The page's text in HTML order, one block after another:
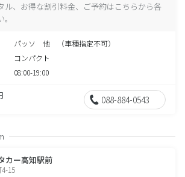
ル、お得な割引料金、ご予約はこちらから各
パッソ 他 （車種指定不可）
コンパクト
08:00-19:00
088-884-0543
カー高知駅前
15